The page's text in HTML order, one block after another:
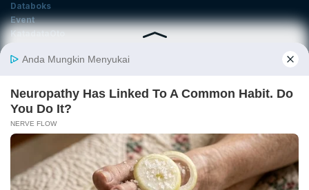
Databoks
Event
KatadataOto
Email
Daftar